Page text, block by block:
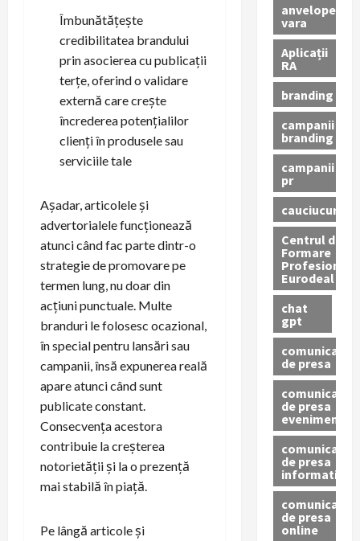
Îmbunătățește
credibilitatea brandului
prin asocierea cu publicații
terțe, oferind o validare
externă care crește
încrederea potențialilor
clienți în produsele sau
serviciile tale
Așadar, articolele și
advertorialele funcționează
atunci când fac parte dintr-o
strategie de promovare pe
termen lung, nu doar din
acțiuni punctuale. Multe
branduri le folosesc ocazional,
în special pentru lansări sau
campanii, însă expunerea reală
apare atunci când sunt
publicate constant.
Consecvența acestora
contribuie la creșterea
notorietății și la o prezență
mai stabilă în piață.
Pe lângă articole și
anvelope
vara
Aplicații
RA
branding
campanii
branding
campanii
pr
cauciucuri
Centrul de
Formare
Profesionala
Eurodeal
chat
gpt
comunicat
de presa
comunicat
de presa
eveniment
comunicat
de presa
informativ
comunicat
de presa
online